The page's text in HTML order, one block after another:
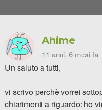
Ahime
11 anni, 6 mesi fa
Un saluto a tutti,
vi scrivo perchè vorrei
chiarimenti a riguardo: ho